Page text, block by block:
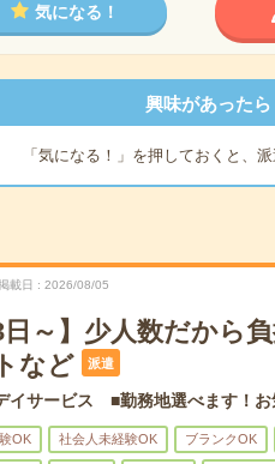
気になる！
興味があった
「気になる！」を押しておくと、
載日 2026/08/05
日～】少人数だから
など
派遣
イサービス ■勤務地選べます！お
OK 社会人未経験OK ブランクOK